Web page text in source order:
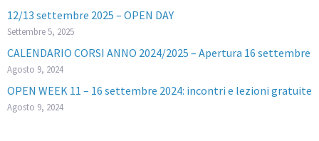
12/13 settembre 2025 – OPEN DAY
Settembre 5, 2025
CALENDARIO CORSI ANNO 2024/2025 – Apertura 16 settembre
Agosto 9, 2024
OPEN WEEK 11 – 16 settembre 2024: incontri e lezioni gratuite
Agosto 9, 2024